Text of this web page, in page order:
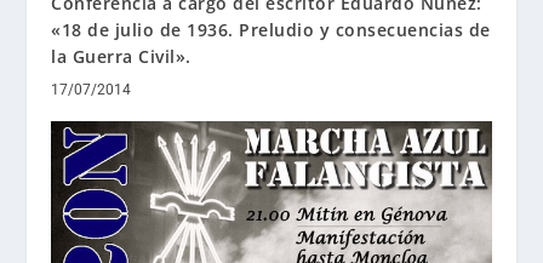
«18 de julio de 1936. Preludio y consecuencias de
la Guerra Civil».
17/07/2014